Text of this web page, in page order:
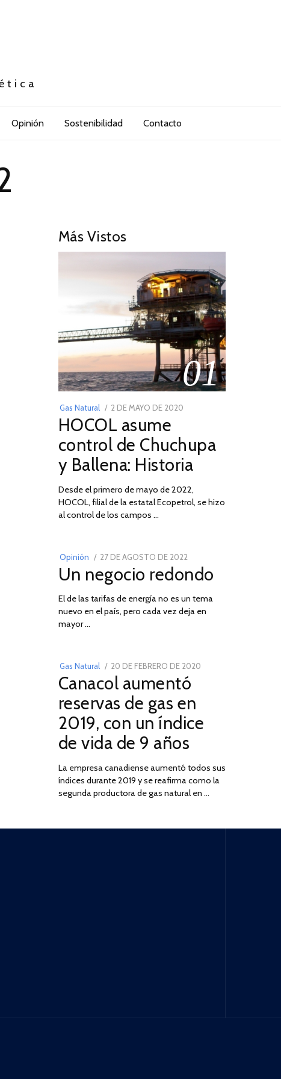
Opinión Sostenibilidad Contacto
Más Vistos
01
Gas Natural
POSTED
ON
2 DE MAYO DE 2020
DE
2026
HOCOL asume
control de Chuchupa
y Ballena: Historia
Desde el primero de mayo de 2022,
HOCOL, filial de la estatal Ecopetrol, se hizo
al control de los campos …
Opinión
POSTED
ON
27 DE AGOSTO DE 2022
DE
DE
2022
Un negocio redondo
El de las tarifas de energía no es un tema
nuevo en el país, pero cada vez deja en
mayor …
Gas Natural
POSTED
ON
20 DE FEBRERO DE 2020
2025
Canacol aumentó
reservas de gas en
2019, con un índice
de vida de 9 años
La empresa canadiense aumentó todos sus
índices durante 2019 y se reafirma como la
segunda productora de gas natural en …